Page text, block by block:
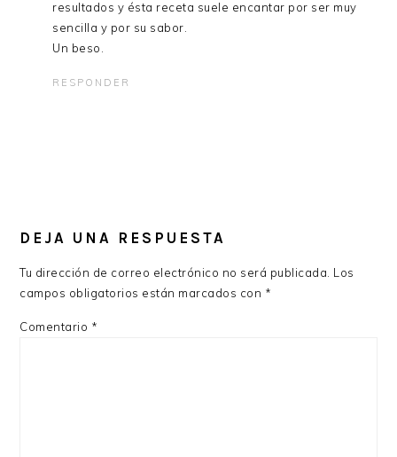
resultados y ésta receta suele encantar por ser muy
sencilla y por su sabor.
Un beso.
RESPONDER
DEJA UNA RESPUESTA
Tu dirección de correo electrónico no será publicada. Los
campos obligatorios están marcados con *
Comentario *